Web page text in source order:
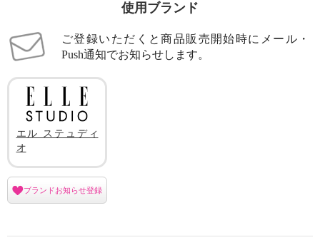
使用ブランド
ご登録いただくと商品販売開始時にメール・
Push通知でお知らせします。
エル ステュディ
オ
ブランドお知らせ登録